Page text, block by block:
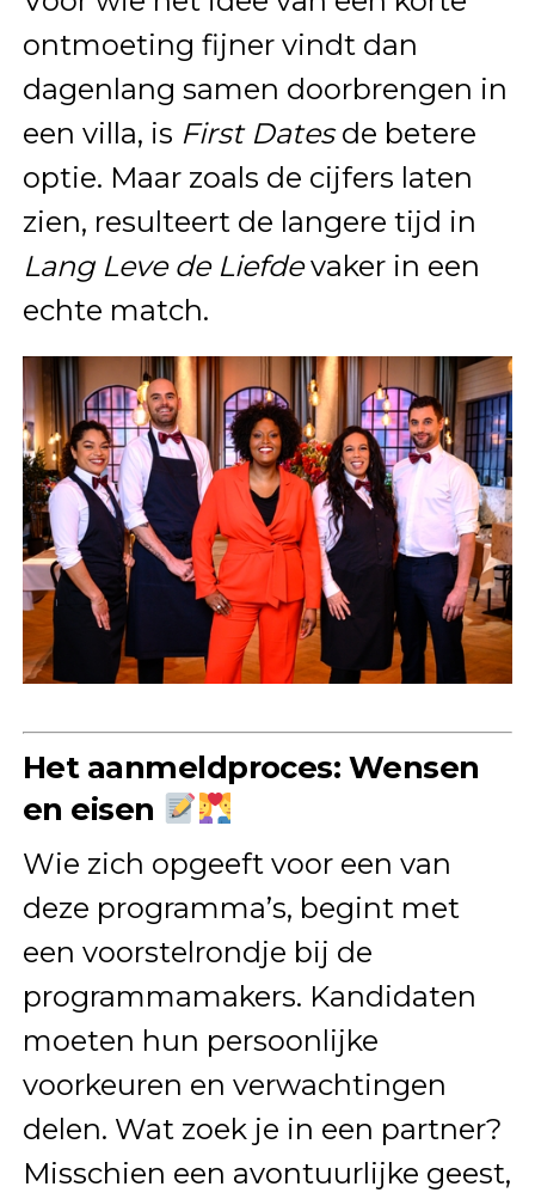
ontmoeting fijner vindt dan
dagenlang samen doorbrengen in
een villa, is First Datesde betere
optie. Maar zoals de cijfers laten
zien, resulteert de langere tijd in
Lang Leve de Liefdevaker in een
echte match.
Het aanmeldproces: Wensen
en eisen
Wie zich opgeeft voor een van
deze programma’s, begint met
een voorstelrondje bij de
programmamakers. Kandidaten
moeten hun persoonlijke
voorkeuren en verwachtingen
delen. Wat zoek je in een partner?
Misschien een avontuurlijke geest,